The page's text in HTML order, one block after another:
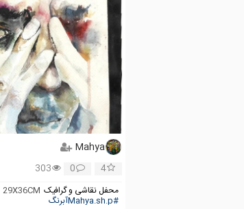
Mahya
4
0
303
محفل نقاشی و گرافیک 29X36CM
#Mahya.sh.pآبرنگ